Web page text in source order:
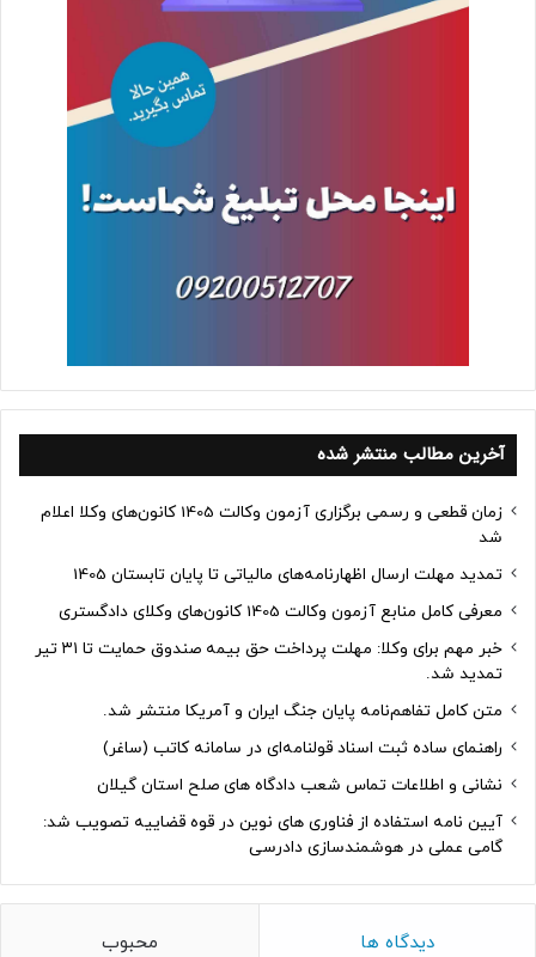
آخرین مطالب منتشر شده
زمان قطعی و رسمی برگزاری آزمون وکالت 1405 کانون‌های وکلا اعلام
شد
تمدید مهلت ارسال اظهارنامه‌های مالیاتی تا پایان تابستان 1405
معرفی کامل منابع آزمون وکالت 1405 کانون‌های وکلای دادگستری
خبر مهم برای وکلا: مهلت پرداخت حق بیمه صندوق حمایت تا ۳۱ تیر
تمدید شد.
متن کامل تفاهم‌نامه پایان جنگ ایران و آمریکا منتشر شد.
راهنمای ساده ثبت اسناد قولنامه‌ای در سامانه کاتب (ساغر)
نشانی و اطلاعات تماس شعب دادگاه های صلح استان گیلان
آیین نامه استفاده از فناوری های نوین در قوه قضاییه تصویب شد:
گامی عملی در هوشمندسازی دادرسی
دیدگاه ها محبوب